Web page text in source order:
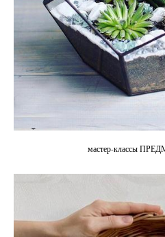
мастер-классы